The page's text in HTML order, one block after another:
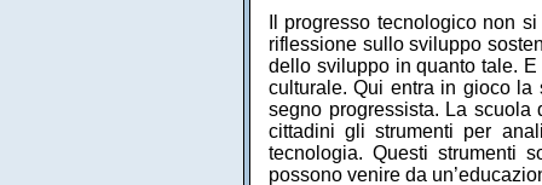
Il progresso tecnologico non
riflessione sullo sviluppo
dello sviluppo in quanto tale.
culturale. Qui entra in gioco
segno progressista. La
cittadini gli strumenti per
tecnologia. Questi strumenti
possono venire da